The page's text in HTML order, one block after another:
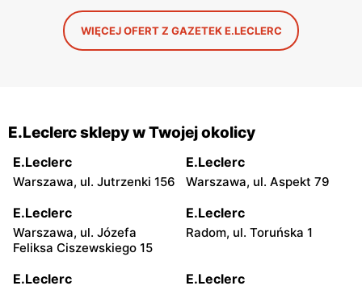
WIĘCEJ OFERT Z GAZETEK E.LECLERC
E.Leclerc sklepy w Twojej okolicy
E.Leclerc
Warszawa, ul. Jutrzenki 156
E.Leclerc
Warszawa, ul. Aspekt 79
E.Leclerc
Warszawa, ul. Józefa
Feliksa Ciszewskiego 15
E.Leclerc
Radom, ul. Toruńska 1
E.Leclerc E.Leclerc